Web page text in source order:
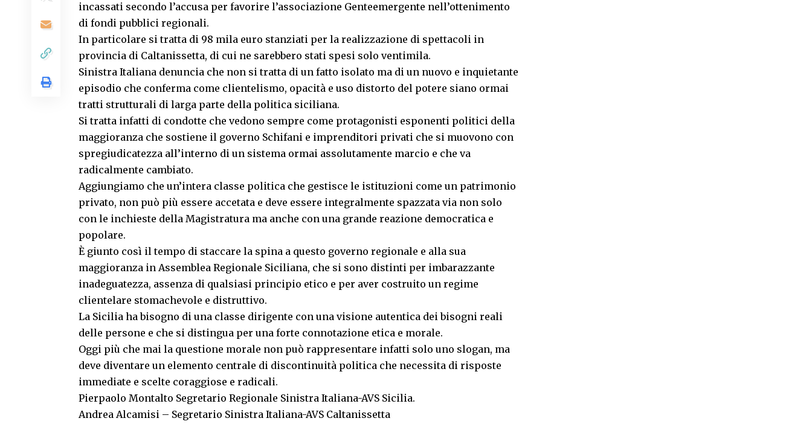
incassati secondo l’accusa per favorire l’associazione Genteemergente nell’ottenimento
di fondi pubblici regionali.
In particolare si tratta di 98 mila euro stanziati per la realizzazione di spettacoli in
provincia di Caltanissetta, di cui ne sarebbero stati spesi solo ventimila.
Sinistra Italiana denuncia che non si tratta di un fatto isolato ma di un nuovo e inquietante
episodio che conferma come clientelismo, opacità e uso distorto del potere siano ormai
tratti strutturali di larga parte della politica siciliana.
Si tratta infatti di condotte che vedono sempre come protagonisti esponenti politici della
maggioranza che sostiene il governo Schifani e imprenditori privati che si muovono con
spregiudicatezza all’interno di un sistema ormai assolutamente marcio e che va
radicalmente cambiato.
Aggiungiamo che un’intera classe politica che gestisce le istituzioni come un patrimonio
privato, non può più essere accetata e deve essere integralmente spazzata via non solo
con le inchieste della Magistratura ma anche con una grande reazione democratica e
popolare.
È giunto così il tempo di staccare la spina a questo governo regionale e alla sua
maggioranza in Assemblea Regionale Siciliana, che si sono distinti per imbarazzante
inadeguatezza, assenza di qualsiasi principio etico e per aver costruito un regime
clientelare stomachevole e distruttivo.
La Sicilia ha bisogno di una classe dirigente con una visione autentica dei bisogni reali
delle persone e che si distingua per una forte connotazione etica e morale.
Oggi più che mai la questione morale non può rappresentare infatti solo uno slogan, ma
deve diventare un elemento centrale di discontinuità politica che necessita di risposte
immediate e scelte coraggiose e radicali.
Pierpaolo Montalto Segretario Regionale Sinistra Italiana-AVS Sicilia.
Andrea Alcamisi – Segretario Sinistra Italiana-AVS Caltanissetta